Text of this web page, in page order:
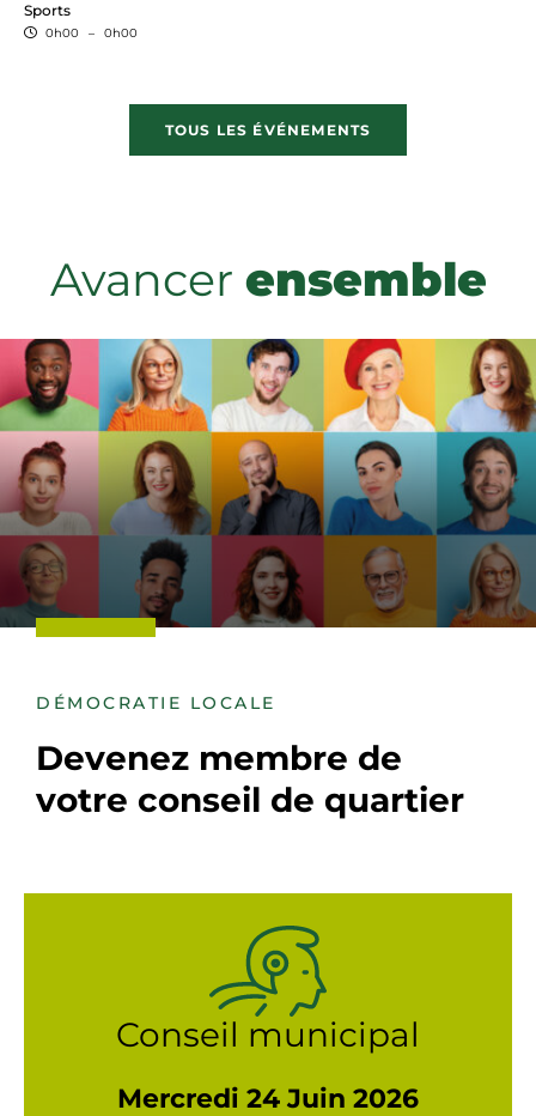
Sports
0h00 – 0h00
TOUS LES ÉVÉNEMENTS
Avancer ensemble
DÉMOCRATIE LOCALE
Devenez membre de
votre conseil de quartier
Conseil municipal
Mercredi 24 Juin 2026